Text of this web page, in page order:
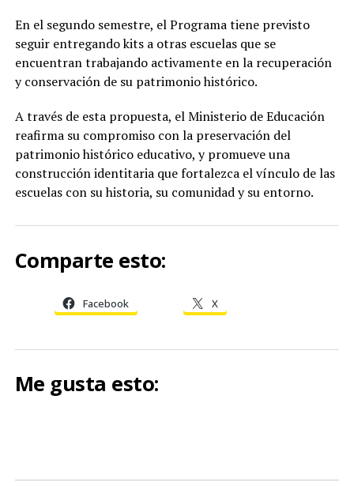
En el segundo semestre, el Programa tiene previsto
seguir entregando kits a otras escuelas que se
encuentran trabajando activamente en la recuperación
y conservación de su patrimonio histórico.
A través de esta propuesta, el Ministerio de Educación
reafirma su compromiso con la preservación del
patrimonio histórico educativo, y promueve una
construcción identitaria que fortalezca el vínculo de las
escuelas con su historia, su comunidad y su entorno.
Comparte esto:
Facebook X
Me gusta esto: